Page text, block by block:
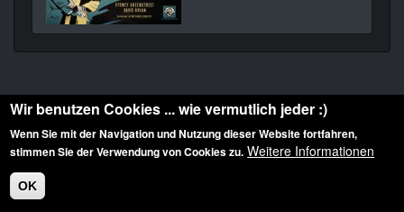
Diese Website ist urheberrechtlich geschützt: © 2010-2026 der Film Noir de. Alle
Rechte vorbehalten.
Wir benutzen Cookies ... wie vermutlich jeder :)
Wenn Sie mit der Navigation und Nutzung dieser Website fortfahren,
stimmen Sie der Verwendung von Cookies zu. Weitere Informationen
OK